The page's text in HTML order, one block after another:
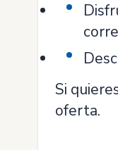
Si
oferta.